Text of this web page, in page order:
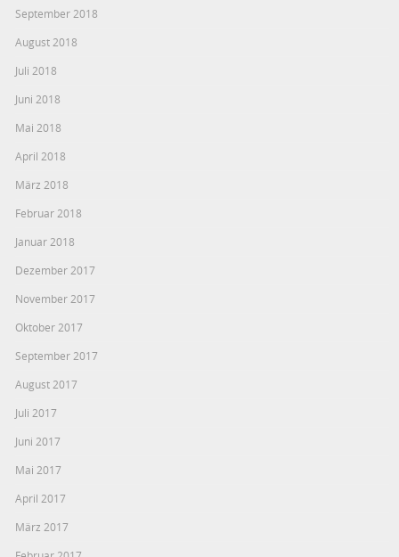
September 2018
August 2018
Juli 2018
Juni 2018
Mai 2018
April 2018
März 2018
Februar 2018
Januar 2018
Dezember 2017
November 2017
Oktober 2017
September 2017
August 2017
Juli 2017
Juni 2017
Mai 2017
April 2017
März 2017